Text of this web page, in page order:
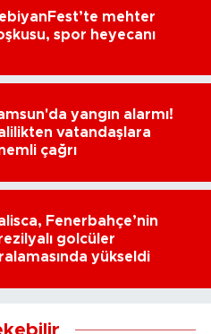
mehter
spor heyecanı
yangın alarmı!
vatandaşlara
çağrı
Fenerbahçe’nin
golcüler
yükseldi